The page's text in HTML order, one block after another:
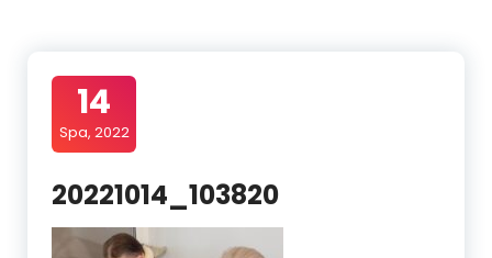
14
Spa, 2022
20221014_103820